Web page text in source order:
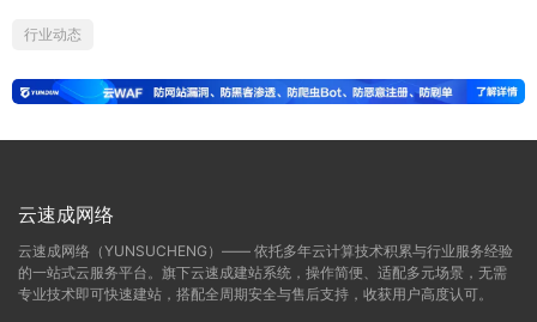
行业动态
云速成网络
云速成网络（YUNSUCHENG）—— 依托多年云计算技术积累与行业服务经验
的一站式云服务平台。旗下云速成建站系统，操作简便、适配多元场景，无需
专业技术即可快速建站，搭配全周期安全与售后支持，收获用户高度认可。